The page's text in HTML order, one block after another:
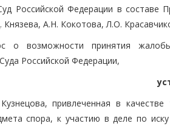
Российской Федерации в
Князева, А.Н. Кокотова, Л.О.
о возможности принятия
Российской Федерации,
привлеченная в
спора, к участию в деле по